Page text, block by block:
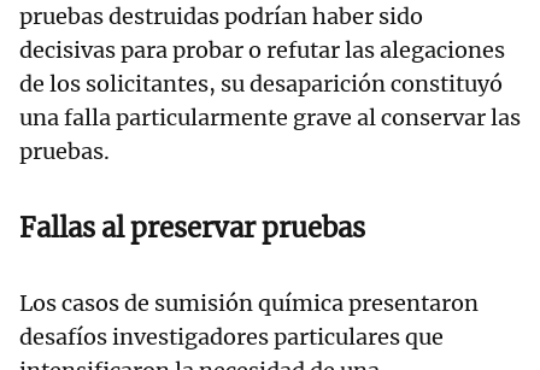
pruebas destruidas podrían haber sido
decisivas para probar o refutar las alegaciones
de los solicitantes, su desaparición constituyó
una falla particularmente grave al conservar las
pruebas.
Fallas al preservar pruebas
Los casos de sumisión química presentaron
desafíos investigadores particulares que